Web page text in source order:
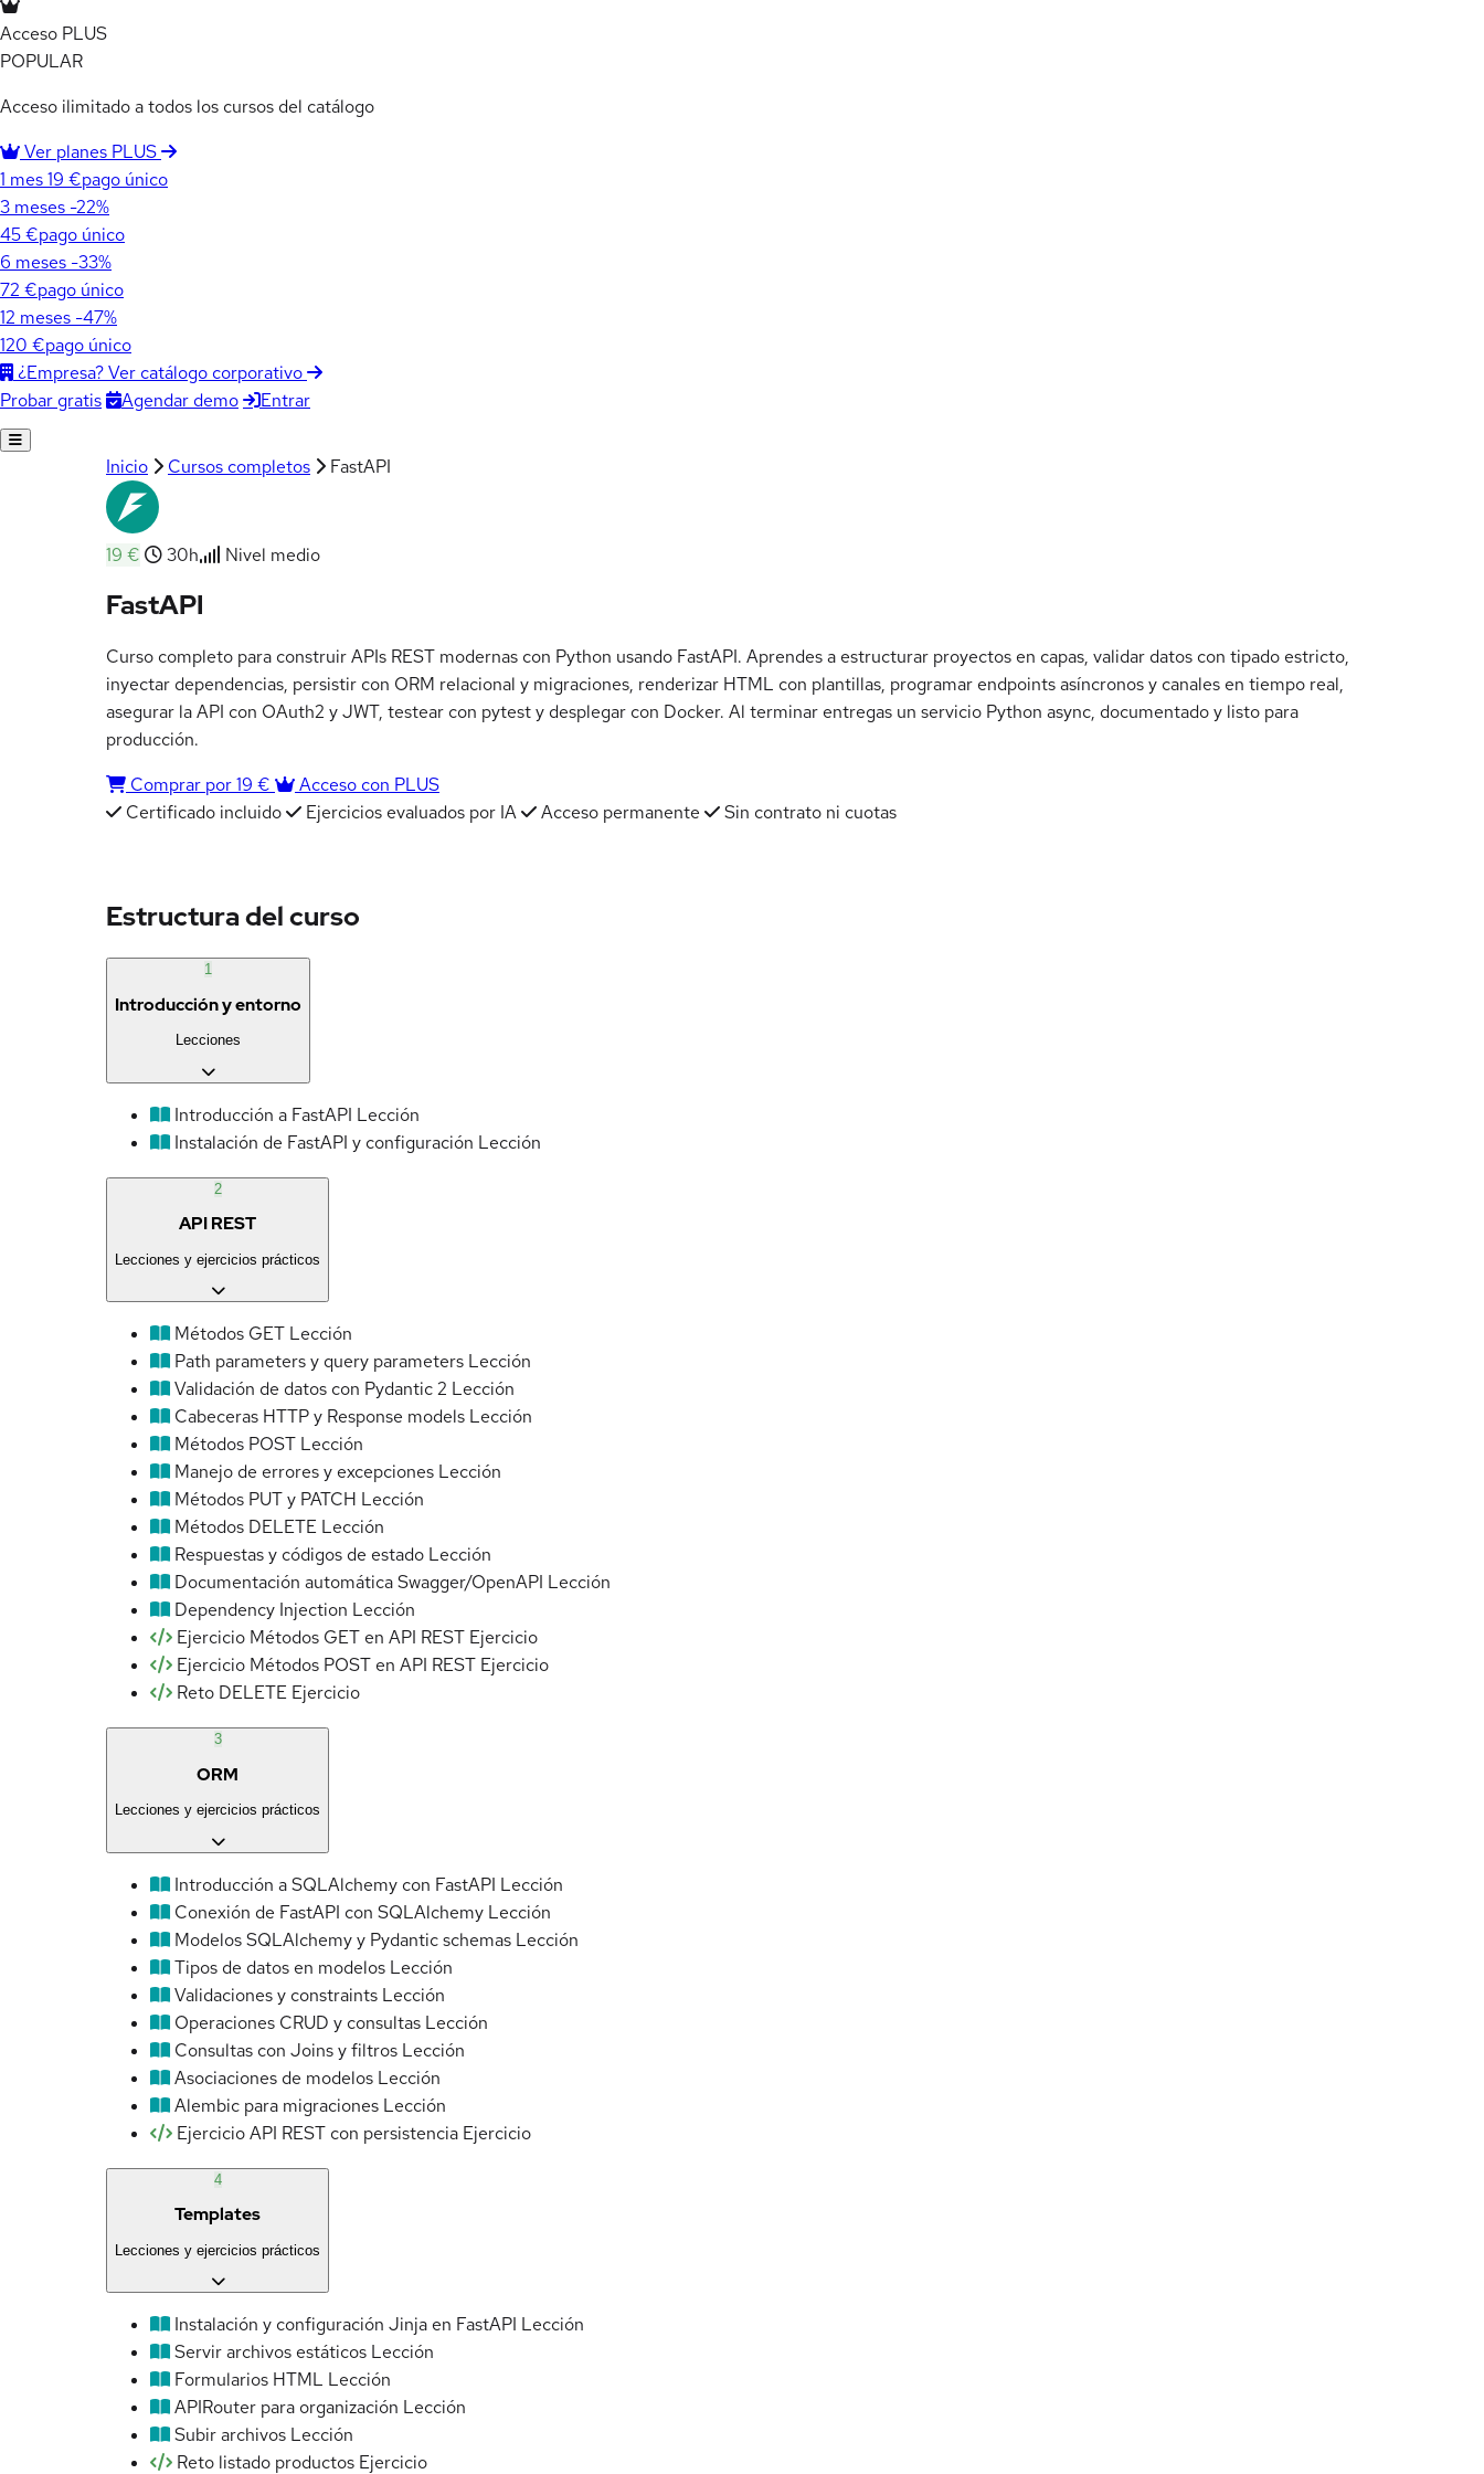
Acceso PLUS
POPULAR
Acceso ilimitado a todos los cursos del catálogo
Ver planes PLUS
1 mes19 €pago único
3 meses -22%
45 €pago único
6 meses -33%
72 €pago único
12 meses -47%
120 €pago único
¿Empresa? Ver catálogo corporativo
Probar gratis
Agendar demo Entrar
Inicio Cursos completos FastAPI
19 € 30h Nivel medio
FastAPI
Curso completo para construir APIs REST modernas con Python usando FastAPI. Aprendes a estructurar proyectos en capas, validar datos con tipado estricto,
inyectar dependencias, persistir con ORM relacional y migraciones, renderizar HTML con plantillas, programar endpoints asíncronos y canales en tiempo real,
asegurar la API con OAuth2 y JWT, testear con pytest y desplegar con Docker. Al terminar entregas un servicio Python async, documentado y listo para
producción.
Comprar por 19 €
Acceso con PLUS
Certificado incluido
Ejercicios evaluados por IA Acceso permanente Sin contrato ni cuotas
Estructura del curso
1
Introducción y entorno
Lecciones
Introducción a FastAPI Lección
Instalación de FastAPI y configuración Lección
2
API REST
Lecciones y ejercicios prácticos
Métodos GET Lección
Path parameters y query parameters Lección
Validación de datos con Pydantic 2 Lección
Cabeceras HTTP y Response models Lección
Métodos POST Lección
Manejo de errores y excepciones Lección
Métodos PUT y PATCH Lección
Métodos DELETE Lección
Respuestas y códigos de estado Lección
Documentación automática Swagger/OpenAPI Lección
Dependency Injection Lección
Ejercicio Métodos GET en API REST Ejercicio
Ejercicio Métodos POST en API REST Ejercicio
Reto DELETE Ejercicio
3
ORM
Lecciones y ejercicios prácticos
Introducción a SQLAlchemy con FastAPI Lección
Conexión de FastAPI con SQLAlchemy Lección
Modelos SQLAlchemy y Pydantic schemas Lección
Tipos de datos en modelos Lección
Validaciones y constraints Lección
Operaciones CRUD y consultas Lección
Consultas con Joins y filtros Lección
Asociaciones de modelos Lección
Alembic para migraciones Lección
Ejercicio API REST con persistencia Ejercicio
4
Templates
Lecciones y ejercicios prácticos
Instalación y configuración Jinja en FastAPI Lección
Servir archivos estáticos Lección
Formularios HTML Lección
APIRouter para organización Lección
Subir archivos Lección
Reto listado productos Ejercicio